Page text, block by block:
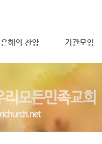
은혜의 찬양 기관모임